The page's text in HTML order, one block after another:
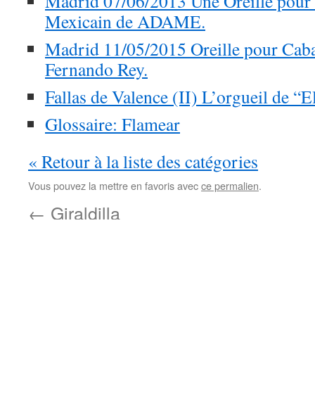
Mexicain de ADAME.
Madrid 11/05/2015 Oreille pour
Fernando Rey.
Fallas de Valence (II) L’orgueil de
Glossaire: Flamear
« Retour à la liste des catégories
Vous pouvez la mettre en favoris avecce permalien.
← Giraldilla